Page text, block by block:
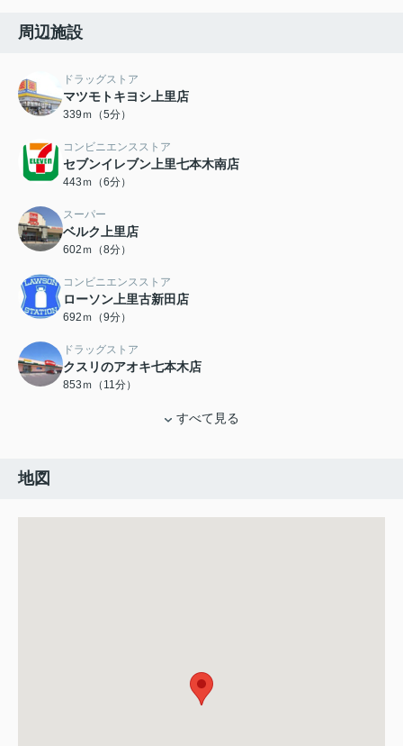
周辺施設
ドラッグストア
マツモトキヨシ上里店
339ｍ（5分）
コンビニエンスストア
セブンイレブン上里七本木南店
443ｍ（6分）
スーパー
ベルク上里店
602ｍ（8分）
コンビニエンスストア
ローソン上里古新田店
692ｍ（9分）
ドラッグストア
クスリのアオキ七本木店
853ｍ（11分）
すべて見る
地図